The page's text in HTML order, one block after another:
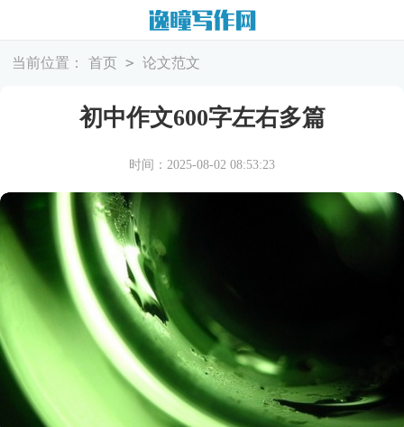
当前位置： 首页 > 论文范文
初中作文600字左右多篇
时间：2025-08-02 08:53:23